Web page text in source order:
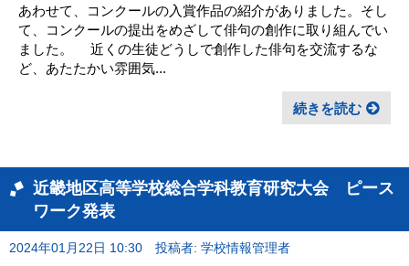
あわせて、コンクールの入賞作品の紹介がありました。そし
て、コンクールの提出をめざして俳句の創作に取り組んでい
ました。 近くの生徒どうしで創作した俳句を交流するな
ど、あたたかい雰囲気...
続きを読む
近畿地区高等学校総合学科教育研究大会 ピース
ワーク発表
2024年01月22日 10:30 投稿者: 学校情報管理者